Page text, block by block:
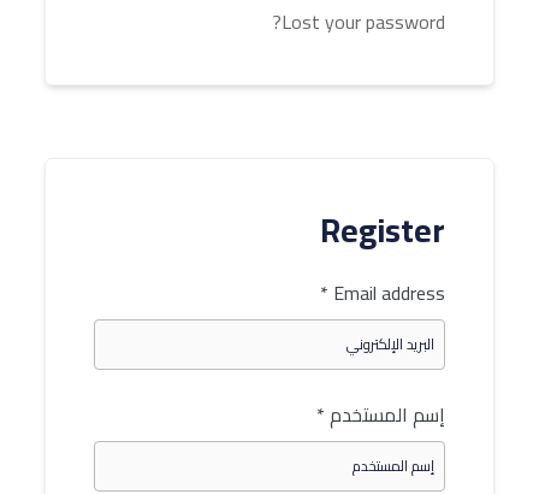
Lost your password?
Register
Email address
*
إسم المستخدم*